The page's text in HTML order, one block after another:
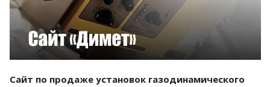
Сайт по продаже установок газодинамического